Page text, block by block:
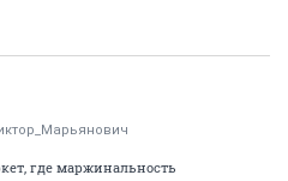
где маржинальность